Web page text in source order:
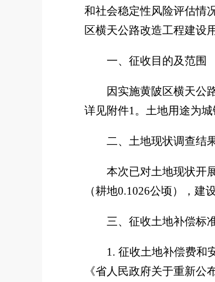
和社会稳定性风险评估情
区横天公路改造工程建设
一、征收目的及范围
因实施黄陂区横天公
详见附件1 。土地用途为城
二、土地现状调查结
本次已对土地现状开
（耕地0.1026公顷），建
三、征收土地补偿标
1. 征收土地补偿费和
《省人民政府关于重新公